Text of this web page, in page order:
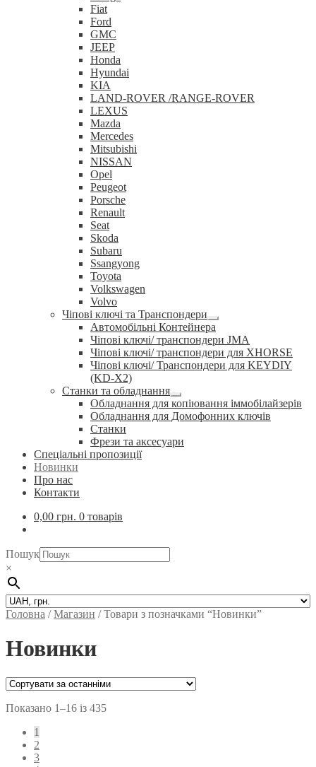
Fiat
Ford
GMC
JEEP
Honda
Hyundai
KIA
LAND-ROVER /RANGE-ROVER
LEXUS
Mazda
Mercedes
Mitsubishi
NISSAN
Opel
Peugeot
Porsche
Renault
Seat
Skoda
Subaru
Ssangyong
Toyota
Volkswagen
Volvo
Чіпові ключі та Транспондери
Розгорнуте
вкладене
меню
Автомобільні Контейнера
Чіпові ключі/ транспондери JMA
Чіпові ключі/ транспондери для XHORSE
Чіпові ключі/ Транспондери для KEYDIY
(KD-X2)
Станки та обладнання
Розгорнуте
вкладене
меню
Обладнання для копіювання іммобілайзерів
Обладнання для Домофонних ключів
Станки
Фрези та аксесуари
Спеціальні пропозиції
Новинки
Про нас
Контакти
0,00 грн. 0 товарів
Пошук
×
Головна /Магазин /Товари з позначками “Новинки”
Новинки
Показано 1–16 із 435
1
2
3